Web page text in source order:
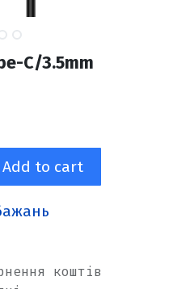
C/3.5mm
Add to cart
коштів